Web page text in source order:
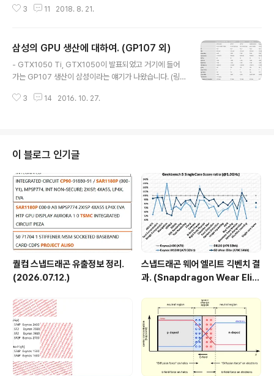
음. (링크 : 삼성의 GPU 생산에 대하여. (GP107 외)) 이미
104 면적을 구해보면 571mm2 (스펙시트 : https://ww
w.google.com/url?sa=t&rct=j&q=&esrc=s&sour
ce=web&cd=2&ved=2ahUKEwjlrb657f3cAhVZ
A%2F%2Fwww.micron.com%2F~..
3 11 2018. 8. 21.
삼성의 GPU 생산에 대하여. (GP107 외)
- GTX1050 Ti, GTX1050이 발표되었고 거기에 들어
가는 GP107 생산이 삼성이라는 얘기가 나왔습니다. (링
scal-Hardware-261713/Specials/Geforce-GTX
P 공정이겠지요. GP107 다이사이즈는 130~135mm2
정도로 알려져있는데 (위에는 132mm2로 나왔네요.) 작
다면 작은 제품이지만 AP와 비교하면 큰 편이고 라인업상
미드레인지에 진입했으니 삼성에게는 의미있는 생산일겁
니다. 로우엔드 담당의 하..
3 14 2016. 10. 27.
이 블로그 인기글
퀄컴 스냅드래곤 유출정보 정리.
(2026.07.12.)
스냅드래곤 웨어 엘리트 긱벤치 결
과. (Snapdragon Wear Elit